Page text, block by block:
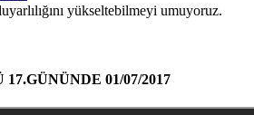
yükseltebilmeyi umuyoruz.
01/07/2017